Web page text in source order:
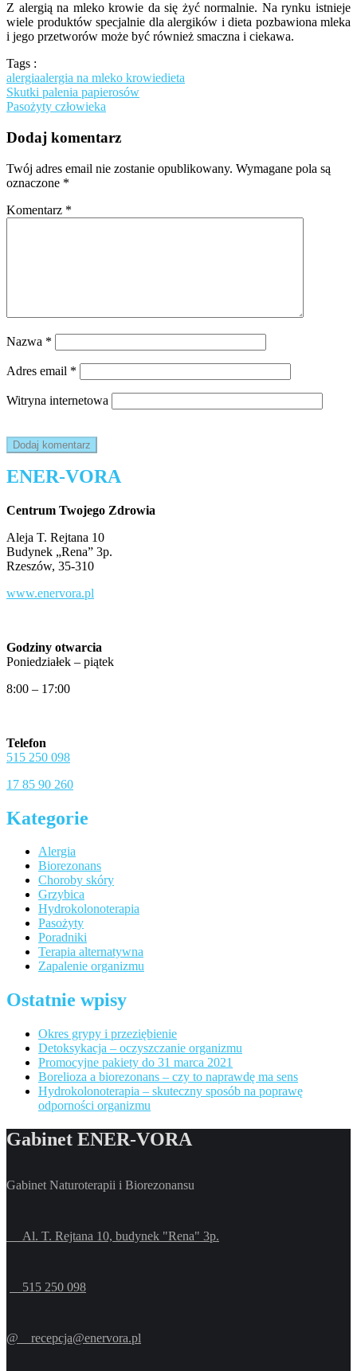
Z alergią na mleko krowie da się żyć normalnie. Na rynku istnieje
wiele produktów specjalnie dla alergików i dieta pozbawiona mleka
i jego przetworów może być również smaczna i ciekawa.
Tags :
alergiaalergia na mleko krowiedieta
Nawigacja
wpisu
Skutki palenia papierosów
Pasożyty człowieka
Dodaj komentarz
Twój adres email nie zostanie opublikowany. Wymagane pola są
oznaczone *
Komentarz *
Nazwa *
Adres email *
Witryna internetowa
ENER-VORA
Centrum Twojego Zdrowia
Aleja T. Rejtana 10
Budynek „Rena” 3p.
Rzeszów, 35-310
www.enervora.pl
Godziny otwarcia
Poniedziałek – piątek
8:00 – 17:00
Telefon
515 250 098
17 85 90 260
Kategorie
Alergia
Biorezonans
Choroby skóry
Grzybica
Hydrokolonoterapia
Pasożyty
Poradniki
Terapia alternatywna
Zapalenie organizmu
Ostatnie wpisy
Okres grypy i przeziębienie
Detoksykacja – oczyszczanie organizmu
Promocyjne pakiety do 31 marca 2021
Borelioza a biorezonans – czy to naprawdę ma sens
Hydrokolonoterapia – skuteczny sposób na poprawę
odporności organizmu
Gabinet ENER-VORA
Gabinet Naturoterapii i Biorezonansu
Al. T. Rejtana 10, budynek "Rena" 3p.
515 250 098
@ recepcja@enervora.pl